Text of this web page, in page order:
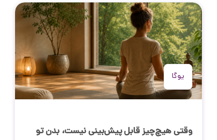
یوگا
وقتی هیچ‌چیز قابل پیش‌بینی نیست، بدن تو